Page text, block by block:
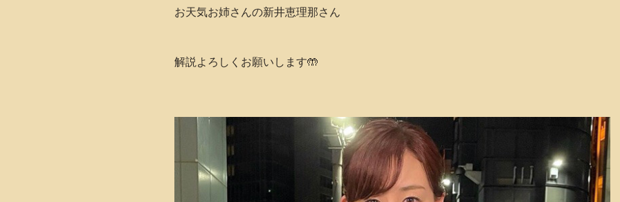
お天気お姉さんの新井恵理那さん
解説よろしくお願いします🤲